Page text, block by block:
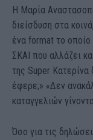
Η Μαρία
διείσδυση στα
ένα format το
ΣΚΑΙ που αλλάζει
της Super Κατερίνα
έφερε;» «Δεν
καταγγελιών
Όσο για τις